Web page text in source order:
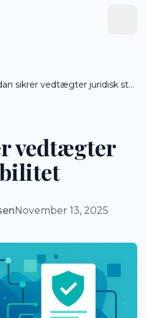
Sådan sikrer vedtægter juridisk stabilitet
vedtægter
November 13, 2025